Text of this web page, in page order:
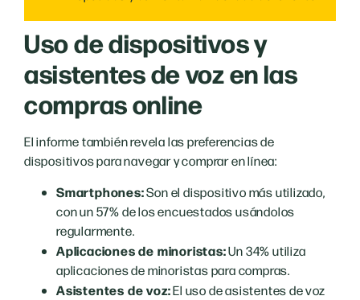
Uso de dispositivos y
asistentes de voz en las
compras online
El informe también revela las preferencias de
dispositivos para navegar y comprar en línea:
Smartphones:Son el dispositivo más utilizado,
con un 57% de los encuestados usándolos
regularmente.
Aplicaciones de minoristas:Un 34% utiliza
aplicaciones de minoristas para compras.
Asistentes de voz:El uso de asistentes de voz